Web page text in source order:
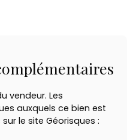
vendeur. Les
auxquels ce bien est
le site Géorisques :